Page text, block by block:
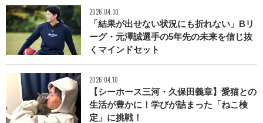
2026.04.30
「結果が出せない状況にも折れない」Bリ
ーグ・元澤誠選手の5年先の未来を信じ抜
くマインドセット
2026.04.10
【シーホース三河・久保田義章】愛猫との
生活が豊かに！学びが詰まった「ねこ検
定」に挑戦！